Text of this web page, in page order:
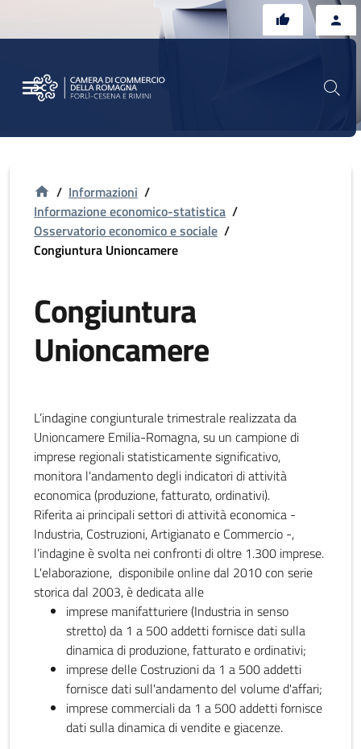
/ Informazioni /
Informazione economico-statistica /
Osservatorio economico e sociale /
Congiuntura Unioncamere
Congiuntura
Unioncamere
L’indagine congiunturale trimestrale realizzata da
Unioncamere Emilia-Romagna, su un campione di
imprese regionali statisticamente significativo,
monitora l'andamento degli indicatori di attività
economica (produzione, fatturato, ordinativi).
Riferita ai principali settori di attività economica -
Industria, Costruzioni, Artigianato e Commercio -,
l’indagine è svolta nei confronti di oltre 1.300 imprese.
L'elaborazione, disponibile online dal 2010 con serie
storica dal 2003, è dedicata alle
imprese manifatturiere (Industria in senso
stretto) da 1 a 500 addetti fornisce dati sulla
dinamica di produzione, fatturato e ordinativi;
imprese delle Costruzioni da 1 a 500 addetti
fornisce dati sull'andamento del volume d'affari;
imprese commerciali da 1 a 500 addetti fornisce
dati sulla dinamica di vendite e giacenze.